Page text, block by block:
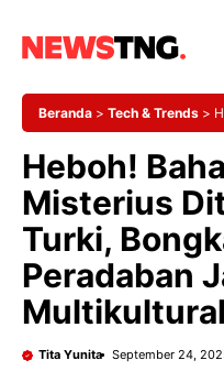
Beranda > Tech & Trends >
Multikulturalisme!
Heboh!
Misterius
Turki,
Peradaban
Tita Yunita September 24,